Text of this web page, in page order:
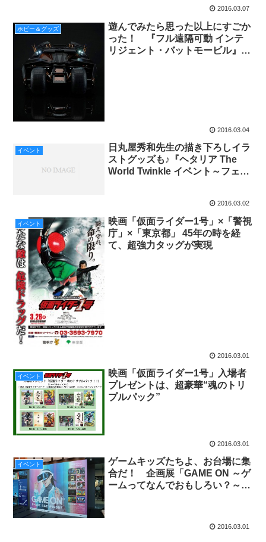
2016.03.07
ホビー＆グッズ
遊んでみたら思った以上にすごか
った！ 『フル遠隔可動 インテ
リジェント・バットモービル』今
2016.03.04
イベント
日丸屋秀和先生の描き下ろしイラ
ストグッズも♪『ヘタリア The
World Twinkle イベント～フェス
2016.03.02
イベント
映画「仮面ライダー1号」×「警視
庁」×「東京都」 45年の時を経
て、超強力タッグが実現
2016.03.01
イベント
映画「仮面ライダー1号」入場者
プレゼントは、超豪華“魂のトリ
プルパック”
2016.03.01
イベント
ゲームキッズたちよ、お台場に集
合だ！ 企画展「GAME ON ～ゲ
ームってなんでおもしろい？～」
2016.03.01